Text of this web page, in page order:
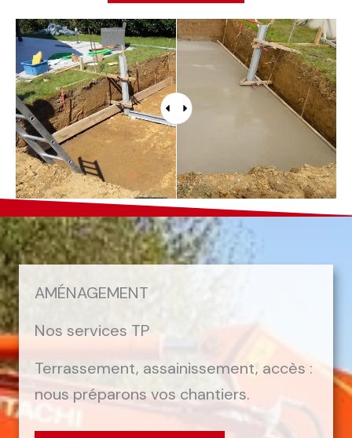
AMÉNAGEMENT
Nos services TP
Terrassement, assainissement, accès :
nous préparons vos chantiers.